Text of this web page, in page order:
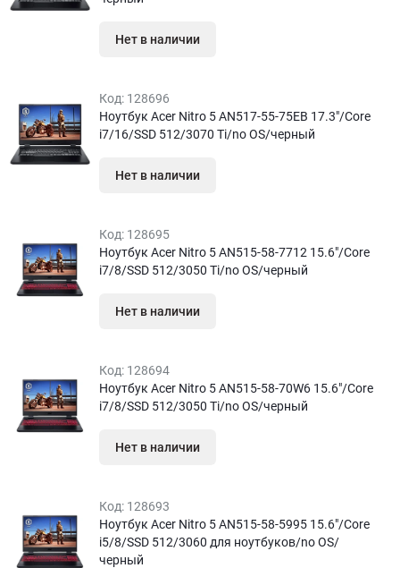
Нет в наличии
Код: 128696
Ноутбук Acer Nitro 5 AN517-55-75EB 17.3″/Core
i7/16/SSD 512/3070 Ti/no OS/черный
Нет в наличии
Код: 128695
Ноутбук Acer Nitro 5 AN515-58-7712 15.6″/Core
i7/8/SSD 512/3050 Ti/no OS/черный
Нет в наличии
Код: 128694
Ноутбук Acer Nitro 5 AN515-58-70W6 15.6″/Core
i7/8/SSD 512/3050 Ti/no OS/черный
Нет в наличии
Код: 128693
Ноутбук Acer Nitro 5 AN515-58-5995 15.6″/Core
i5/8/SSD 512/3060 для ноутбуков/no OS/
черный